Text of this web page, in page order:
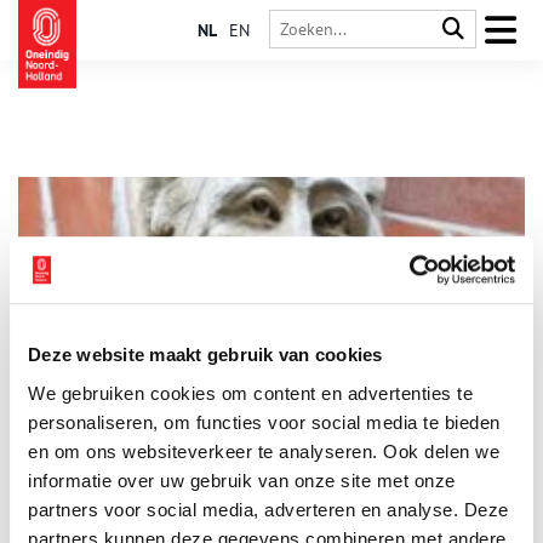
Deze website maakt gebruik van cookies
We gebruiken cookies om content en advertenties te
personaliseren, om functies voor social media te bieden
en om ons websiteverkeer te analyseren. Ook delen we
informatie over uw gebruik van onze site met onze
partners voor social media, adverteren en analyse. Deze
partners kunnen deze gegevens combineren met andere
NL EN
De Groene man is een ornament in de vorm van een gezicht
dat -deels- gemaakt is van bladeren, of een gezicht waar
bladeren uit de mond (of soms oren, neus en ogen) stromen.
Dit zeer intrigerende ornament is te vinden in middeleeuwse
kerken, maar ook op gevels van oude huizen. Haarlem heeft
maar liefst 69 Groene mannen in zijn binnenstad. Dit maakt
Haarlem de stad met de – op Amsterdam na – meeste Groene